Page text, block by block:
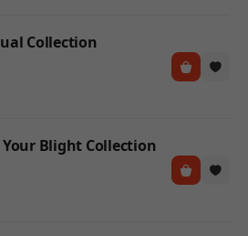
Collection
Blight Collection